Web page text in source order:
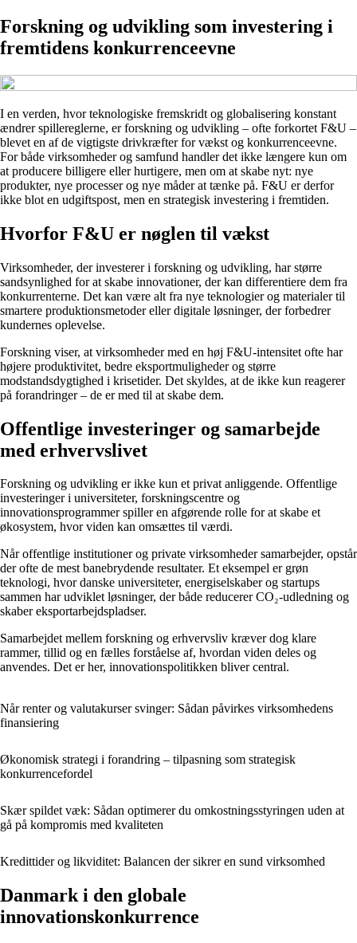
Forskning og udvikling som investering i
fremtidens konkurrenceevne
I en verden, hvor teknologiske fremskridt og globalisering konstant
ændrer spillereglerne, er forskning og udvikling – ofte forkortet F&U –
blevet en af de vigtigste drivkræfter for vækst og konkurrenceevne.
For både virksomheder og samfund handler det ikke længere kun om
at producere billigere eller hurtigere, men om at skabe nyt: nye
produkter, nye processer og nye måder at tænke på. F&U er derfor
ikke blot en udgiftspost, men en strategisk investering i fremtiden.
Hvorfor F&U er nøglen til vækst
Virksomheder, der investerer i forskning og udvikling, har større
sandsynlighed for at skabe innovationer, der kan differentiere dem fra
konkurrenterne. Det kan være alt fra nye teknologier og materialer til
smartere produktionsmetoder eller digitale løsninger, der forbedrer
kundernes oplevelse.
Forskning viser, at virksomheder med en høj F&U-intensitet ofte har
højere produktivitet, bedre eksportmuligheder og større
modstandsdygtighed i krisetider. Det skyldes, at de ikke kun reagerer
på forandringer – de er med til at skabe dem.
Offentlige investeringer og samarbejde
med erhvervslivet
Forskning og udvikling er ikke kun et privat anliggende. Offentlige
investeringer i universiteter, forskningscentre og
innovationsprogrammer spiller en afgørende rolle for at skabe et
økosystem, hvor viden kan omsættes til værdi.
Når offentlige institutioner og private virksomheder samarbejder, opstår
der ofte de mest banebrydende resultater. Et eksempel er grøn
teknologi, hvor danske universiteter, energiselskaber og startups
sammen har udviklet løsninger, der både reducerer CO₂-udledning og
skaber eksportarbejdspladser.
Samarbejdet mellem forskning og erhvervsliv kræver dog klare
rammer, tillid og en fælles forståelse af, hvordan viden deles og
anvendes. Det er her, innovationspolitikken bliver central.
Når renter og valutakurser svinger: Sådan påvirkes virksomhedens
finansiering
Økonomisk strategi i forandring – tilpasning som strategisk
konkurrencefordel
Skær spildet væk: Sådan optimerer du omkostningsstyringen uden at
gå på kompromis med kvaliteten
Kredittider og likviditet: Balancen der sikrer en sund virksomhed
Danmark i den globale
innovationskonkurrence